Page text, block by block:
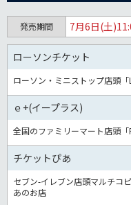
発売期間 7月6日(土
ローソンチケット
ローソン・ミニストップ店頭「
ｅ+(イープラス)
全国のファミリーマート店頭「
チケットぴあ
セブン-イレブン店頭マルチコ
あのお店